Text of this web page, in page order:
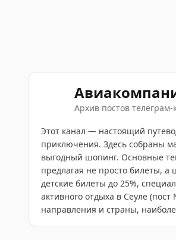
Архив постов телеграм-
Этот канал — настоящий
приключения. Здесь собраны
выгодный шопинг. Основные
предлагая не просто билеты,
детские билеты до 25%,
активного отдыха в Сеуле
направления и страны,